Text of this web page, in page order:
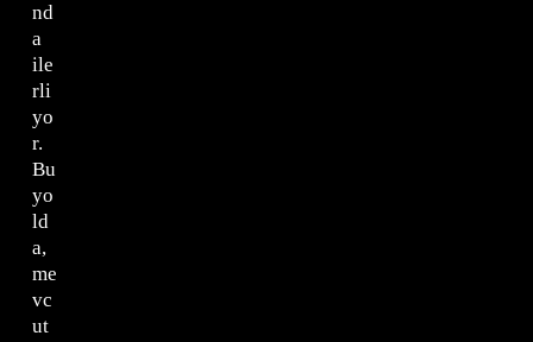
nd
a
ile
rli
yo
r.
Bu
yo
ld
a,
me
vc
ut